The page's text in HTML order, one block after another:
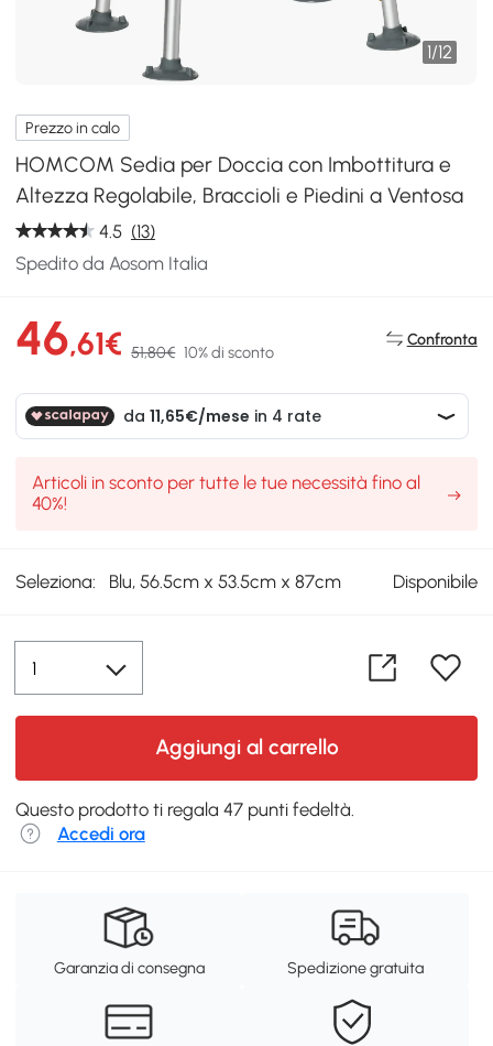
1/12
Prezzo in calo
HOMCOM Sedia per Doccia con Imbottitura e
Altezza Regolabile, Braccioli e Piedini a Ventosa
4.5 (13)
Spedito da Aosom Italia
46,61€ 51,80€ 10% di sconto
Confronta
Articoli in sconto per tutte le tue necessità fino al
40%!
Seleziona: Blu, 56.5cm x 53.5cm x 87cm Disponibile
Aggiungi al carrello
Questo prodotto ti regala 47 punti fedeltà.
Accedi ora
Garanzia di consegna Spedizione gratuita